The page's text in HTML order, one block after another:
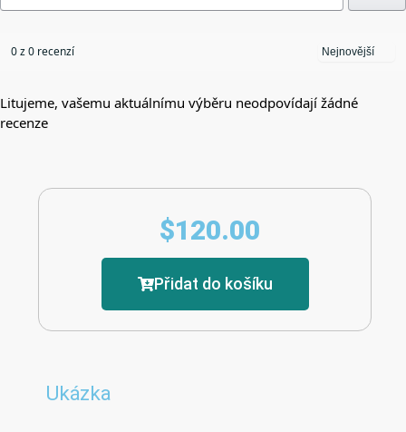
0 z 0 recenzí
Litujeme, vašemu aktuálnímu výběru neodpovídají žádné
recenze
$120.00
Přidat do košíku
Ukázka